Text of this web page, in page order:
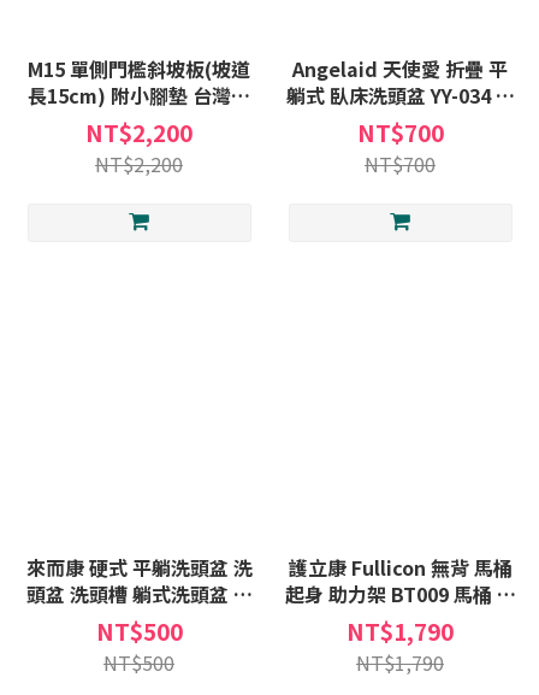
M15 單側門檻斜坡板(坡道
長15cm) 附小腳墊 台灣製
斜坡板 (不含安裝) 非固定
式斜坡板A款補助
NT$2,200
NT$2,200
Angelaid 天使愛 折疊 平
躺式 臥床洗頭盆 YY-034 含
PU頭墊 臥床 躺式 洗頭盆
洗頭槽 YY034
NT$700
NT$700
來而康 硬式 平躺洗頭盆 洗
頭盆 洗頭槽 躺式洗頭盆 硬
式洗頭槽
NT$500
NT$500
護立康 Fullicon 無背 馬桶
起身 助力架 BT009 馬桶 扶
手 起身架 高度可調 坐便扶
手架 扶手架 老人扶手 輔助
器
NT$1,790
NT$1,790